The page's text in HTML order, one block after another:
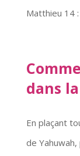
Matthieu 14
dans
En plaçant
de